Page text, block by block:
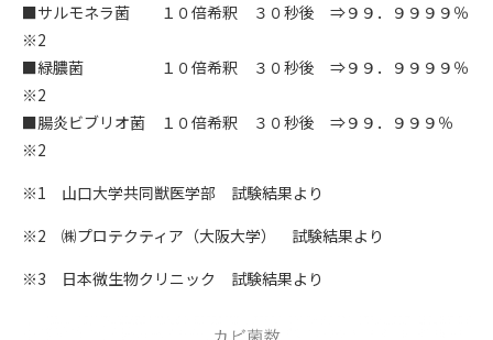
■サルモネラ菌 １０倍希釈 ３０秒後 ⇒９９．９９９９％
※2
■緑膿菌 １０倍希釈 ３０秒後 ⇒９９．９９９９％
※2
■腸炎ビブリオ菌 １０倍希釈 ３０秒後 ⇒９９．９９９％
※2
※1 山口大学共同獣医学部 試験結果より
※2 ㈱プロテクティア（大阪大学） 試験結果より
※3 日本微生物クリニック 試験結果より